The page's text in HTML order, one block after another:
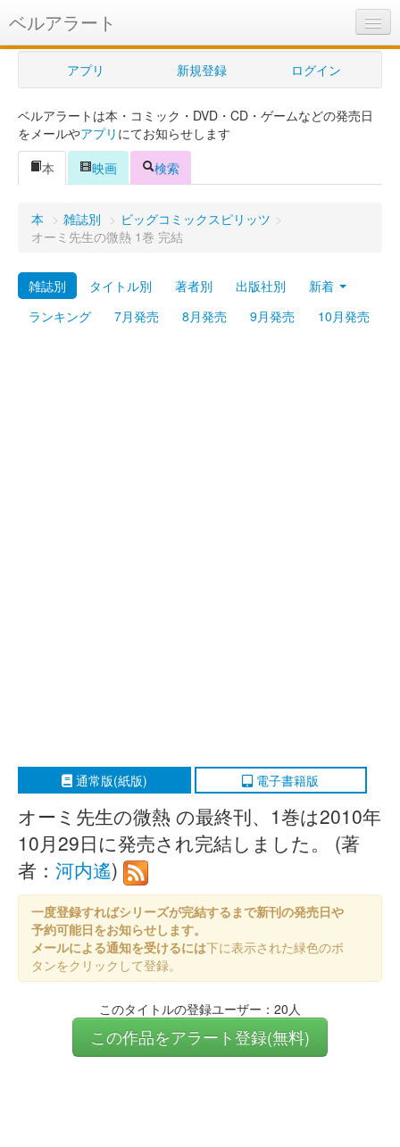
ベルアラート
ベルアラートとは
ヘルプ
新規登録
ログイン
購入管理
Myシェルフ
プレミアム
アプリ 新規登録 ログイン
ベルアラートは本・コミック・DVD・CD・ゲームなどの発売日
をメールやアプリ にてお知らせします
本
映画 検索
本 > 雑誌別 > ビッグコミックスピリッツ >
オーミ先生の微熱 1巻 完結
雑誌別 タイトル別 著者別 出版社別
新着
ランキング
7月発売 8月発売 9月発売 10月発売
通常版(紙版) 電子書籍版
オーミ先生の微熱 の最終刊、1巻は2010年
10月29日に発売され完結しました。 (著
者： 河内遙)
一度登録すればシリーズが完結するまで新刊の発売日や
予約可能日をお知らせします。
メールによる通知を受けるには下に表示された緑色のボ
タンをクリックして登録。
このタイトルの登録ユーザー：20人
この作品をアラート登録(無料)